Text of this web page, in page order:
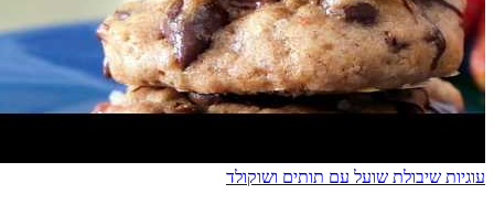
עוגיות שיבולת שועל עם תותים ושוקולד